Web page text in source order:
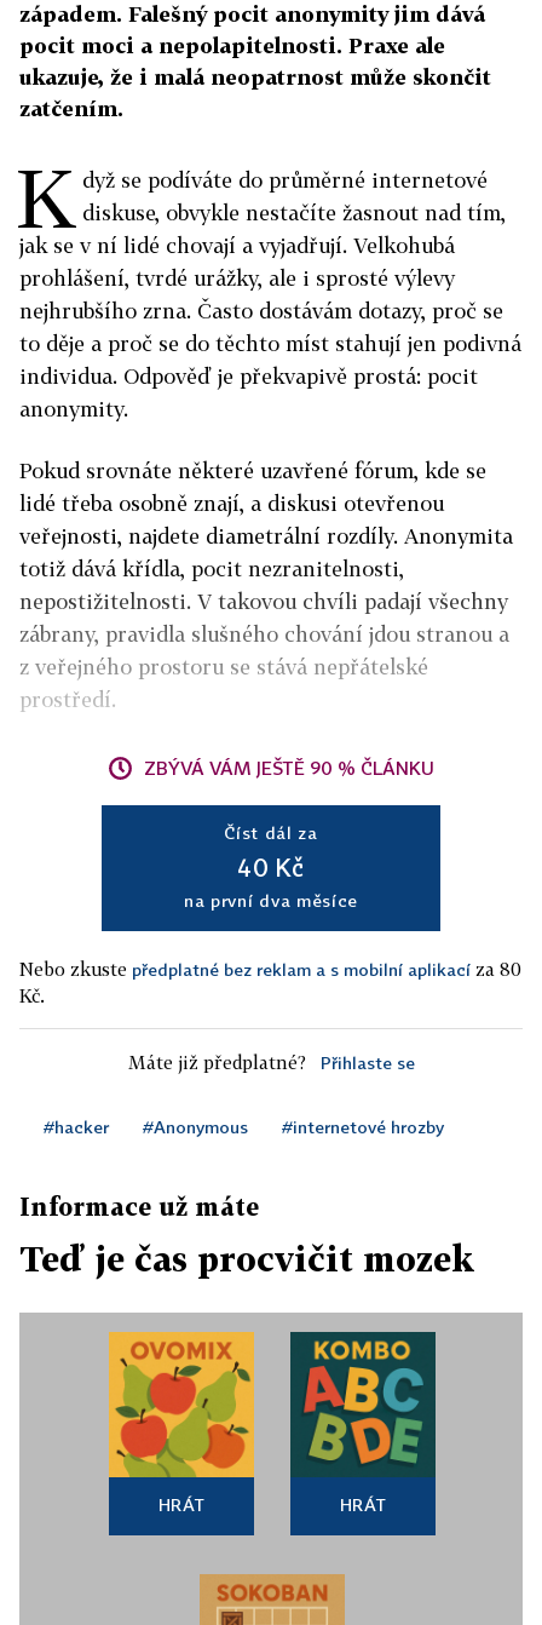
západem. Falešný pocit anonymity jim dává
pocit moci a nepolapitelnosti. Praxe ale
ukazuje, že i malá neopatrnost může skončit
zatčením.
K dyž se podíváte do průměrné internetové
diskuse, obvykle nestačíte žasnout nad tím,
jak se v ní lidé chovají a vyjadřují. Velkohubá
prohlášení, tvrdé urážky, ale i sprosté výlevy
nejhrubšího zrna. Často dostávám dotazy, proč se
to děje a proč se do těchto míst stahují jen podivná
individua. Odpověď je překvapivě prostá: pocit
anonymity.
Pokud srovnáte některé uzavřené fórum, kde se
lidé třeba osobně znají, a diskusi otevřenou
veřejnosti, najdete diametrální rozdíly. Anonymita
totiž dává křídla, pocit nezranitelnosti,
nepostižitelnosti. V takovou chvíli padají všechny
zábrany, pravidla slušného chování jdou stranou a
z veřejného prostoru se stává nepřátelské
prostředí.
ZBÝVÁ VÁM JEŠTĚ 90 % ČLÁNKU
Číst dál za
40 Kč
na první dva měsíce
Nebo zkuste předplatné bez reklam a s mobilní aplikací za 80
Kč.
Máte již předplatné? Přihlaste se
#hacker #Anonymous #internetové hrozby
Informace už máte
Teď je čas procvičit mozek
HRÁT HRÁT